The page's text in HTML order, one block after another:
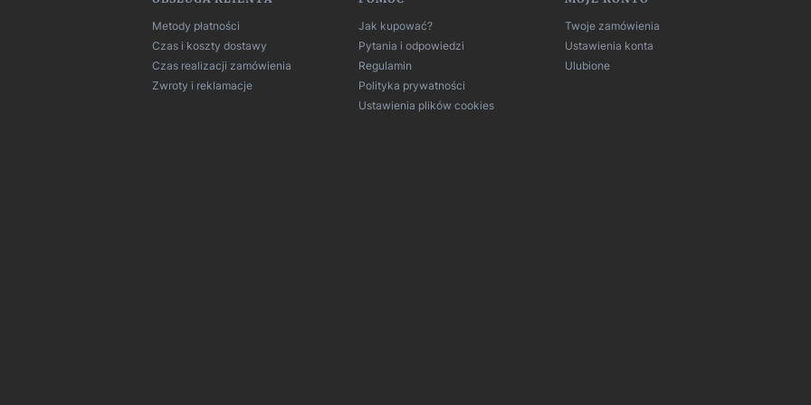
Metody płatności
Czas i koszty dostawy
Czas realizacji zamówienia
Zwroty i reklamacje
Jak kupować?
Pytania i odpowiedzi
Regulamin
Polityka prywatności
Ustawienia plików cookies
Twoje zamówienia
Ustawienia konta
Ulubione